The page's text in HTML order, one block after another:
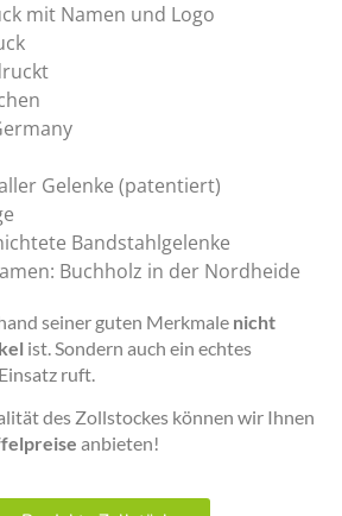
mit Namen und Logo
Gelenke (patentiert)
Bandstahlgelenke
Buchholz in der Nordheide
seiner guten Merkmale nicht
ist. Sondern auch ein echtes
ruft.
des Zollstockes können wir Ihnen
anbieten!